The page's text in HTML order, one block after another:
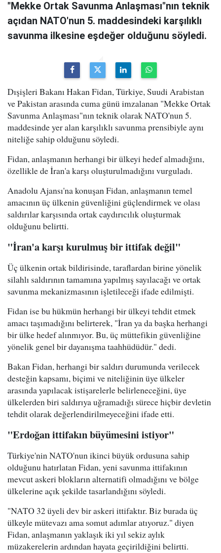
"Mekke Ortak Savunma Anlaşması"nın teknik
açıdan NATO'nun 5. maddesindeki karşılıklı
savunma ilkesine eşdeğer olduğunu söyledi.
Dışişleri Bakanı Hakan Fidan, Türkiye, Suudi Arabistan
ve Pakistan arasında cuma günü imzalanan "Mekke Ortak
Savunma Anlaşması"nın teknik olarak NATO'nun 5.
maddesinde yer alan karşılıklı savunma prensibiyle aynı
niteliğe sahip olduğunu söyledi.
Fidan, anlaşmanın herhangi bir ülkeyi hedef almadığını,
özellikle de İran'a karşı oluşturulmadığını vurguladı.
Anadolu Ajansı'na konuşan Fidan, anlaşmanın temel
amacının üç ülkenin güvenliğini güçlendirmek ve olası
saldırılar karşısında ortak caydırıcılık oluşturmak
olduğunu belirtti.
"İran'a karşı kurulmuş bir ittifak değil"
Üç ülkenin ortak bildirisinde, taraflardan birine yönelik
silahlı saldırının tamamına yapılmış sayılacağı ve ortak
savunma mekanizmasının işletileceği ifade edilmişti.
Fidan ise bu hükmün herhangi bir ülkeyi tehdit etmek
amacı taşımadığını belirterek, "İran ya da başka herhangi
bir ülke hedef alınmıyor. Bu, üç müttefikin güvenliğine
yönelik genel bir dayanışma taahhüdüdür." dedi.
Bakan Fidan, herhangi bir saldırı durumunda verilecek
desteğin kapsamı, biçimi ve niteliğinin üye ülkeler
arasında yapılacak istişarelerle belirleneceğini, üye
ülkelerden biri saldırıya uğramadığı sürece hiçbir devletin
tehdit olarak değerlendirilmeyeceğini ifade etti.
"Erdoğan ittifakın büyümesini istiyor"
Türkiye'nin NATO'nun ikinci büyük ordusuna sahip
olduğunu hatırlatan Fidan, yeni savunma ittifakının
mevcut askeri blokların alternatifi olmadığını ve bölge
ülkelerine açık şekilde tasarlandığını söyledi.
"NATO 32 üyeli dev bir askeri ittifaktır. Biz burada üç
ülkeyle mütevazı ama somut adımlar atıyoruz." diyen
Fidan, anlaşmanın yaklaşık iki yıl sekiz aylık
müzakerelerin ardından hayata geçirildiğini belirtti.